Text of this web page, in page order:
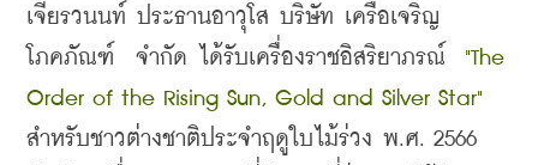
เจียรวนนท์ ประธานอาวุโส บริษัท เครือเจริญ
โภคภัณฑ์  จำกัด ได้รับเครื่องราชอิสริยาภรณ์ "The
สำหรับชาวต่างชาติประจำฤดูใบไม้ร่วง พ.ศ. 2566